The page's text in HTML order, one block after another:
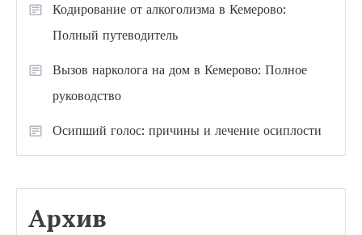
Кодирование от алкоголизма в Кемерово:
Полный путеводитель
Вызов нарколога на дом в Кемерово: Полное
руководство
Осипший голос: причины и лечение осиплости
Архив